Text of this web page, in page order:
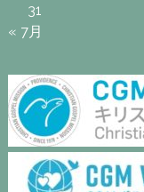
31
« 7月